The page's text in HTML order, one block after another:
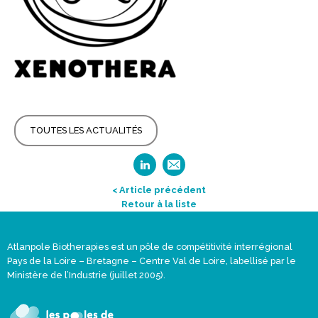
TOUTES LES ACTUALITÉS
< Article précédent
Retour à la liste
Atlanpole Biotherapies est un pôle de compétitivité interrégional
Pays de la Loire – Bretagne – Centre Val de Loire, labellisé par le
Ministère de l’Industrie (juillet 2005).